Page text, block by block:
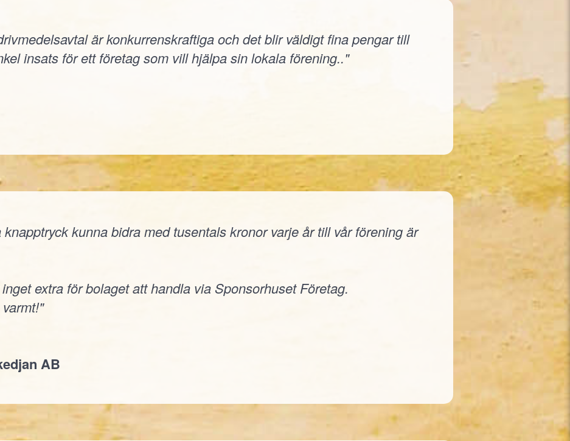
är konkurrenskraftiga och det blir väldigt fina pengar till
insats för ett företag som vill hjälpa sin lokala förening.."
kunna bidra med tusentals kronor varje år till vår förening är
extra för bolaget att handla via Sponsorhuset Företag.
AB